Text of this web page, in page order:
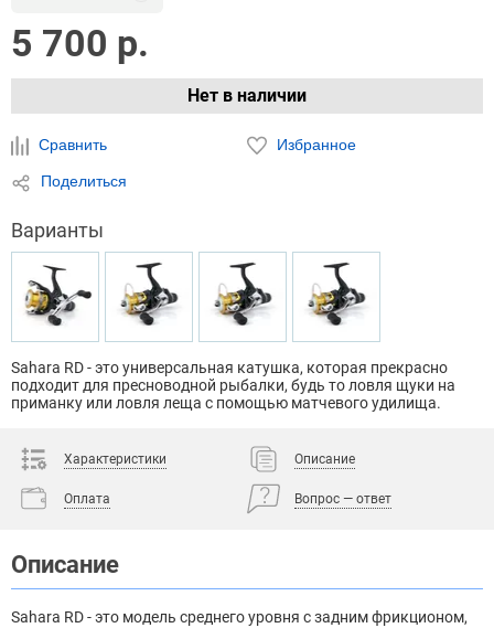
5 700 р.
Нет в наличии
Сравнить Избранное
Поделиться
Варианты
Sahara RD - это универсальная катушка, которая прекрасно
подходит для пресноводной рыбалки, будь то ловля щуки на
приманку или ловля леща с помощью матчевого удилища.
Характеристики Описание
Оплата Вопрос — ответ
Описание
Sahara RD - это модель среднего уровня с задним фрикционом,